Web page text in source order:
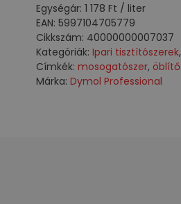
Egységár: 1 178 Ft / liter
EAN: 5997104705779
Cikkszám: 40000000007037
Kategóriák: Ipari tisztítószerek,
Címkék: mosogatószer, öblítő
Márka: Dymol Professional